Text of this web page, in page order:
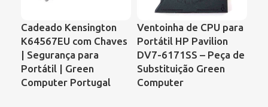
Cadeado Kensington
K64567EU com Chaves
| Segurança para
Portátil | Green
Computer Portugal
Ventoinha de CPU para
Portátil HP Pavilion
DV7-6171SS – Peça de
Substituição Green
Computer